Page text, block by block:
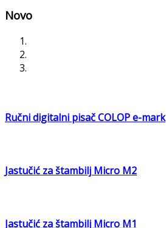
Novo
Ručni digitalni pisač COLOP e-mark
Jastučić za štambilj Micro M2
Jastučić za štambilj Micro M1